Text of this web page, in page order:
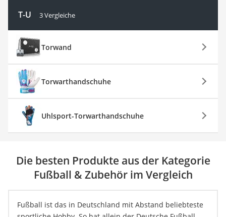
T-U 3 Vergleiche
Torwand
Torwarthandschuhe
Uhlsport-Torwarthandschuhe
Die besten Produkte aus der Kategorie
Fußball & Zubehör im Vergleich
Fußball ist das in Deutschland mit Abstand beliebteste